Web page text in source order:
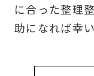
に合った整理
助になれば幸い